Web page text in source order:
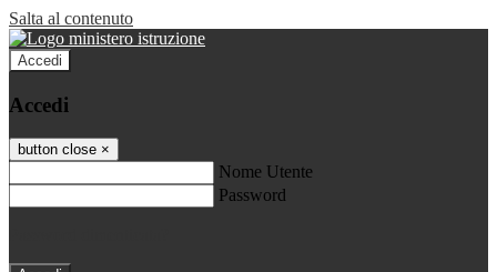
Salta al contenuto
Accedi
Accedi
button close ×
Nome Utente
Password